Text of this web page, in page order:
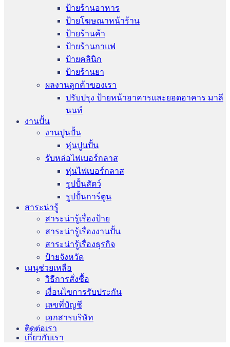
ป้ายร้านอาหาร
ป้ายโฆษณาหน้าร้าน
ป้ายร้านค้า
ป้ายร้านกาแฟ
ป้ายคลินิก
ป้ายร้านยา
ผลงานลูกค้าของเรา
ปรับปรุง ป้ายหน้าอาคารและยอดอาคาร มาลี
นนท์
งานปั้น
งานปูนปั้น
หุ่นปูนปั้น
รับหล่อไฟเบอร์กลาส
หุ่นไฟเบอร์กลาส
รูปปั้นสัตว์
รูปปั้นการ์ตูน
สาระน่ารู้
สาระน่ารู้เรื่องป้าย
สาระน่ารู้เรื่องงานปั้น
สาระน่ารู้เรื่องธุรกิจ
ป้ายจังหวัด
เมนูช่วยเหลือ
วิธีการสั่งซื้อ
เงื่อนไขการรับประกัน
เลขที่บัญชี
เอกสารบริษัท
ติดต่อเรา
เกี่ยวกับเรา